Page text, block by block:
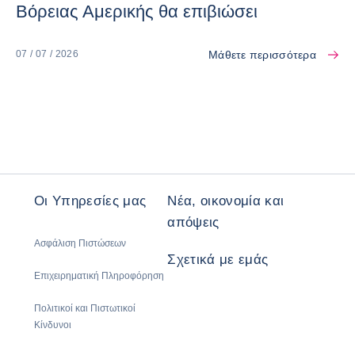
Βόρειας Αμερικής θα επιβιώσει
07 / 07 / 2026 Μάθετε περισσότερα
Οι Υπηρεσίες μας
Ασφάλιση Πιστώσεων
Επιχειρηματική Πληροφόρηση
Πολιτικοί και Πιστωτικοί
Κίνδυνοι
Νέα, οικονομία και
απόψεις
Σχετικά με εμάς